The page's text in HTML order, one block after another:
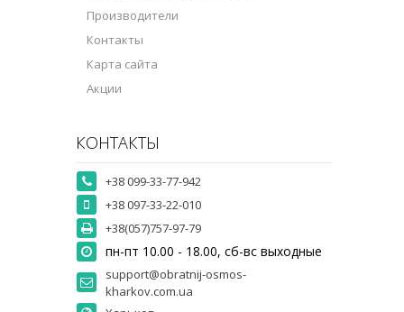
Производители
Контакты
Карта сайта
Акции
КОНТАКТЫ
+38 099-33-77-942
+38 097-33-22-010
+38(057)757-97-79
пн-пт 10.00 - 18.00, сб-вс выходные
support@obratnij-osmos-
kharkov.com.ua